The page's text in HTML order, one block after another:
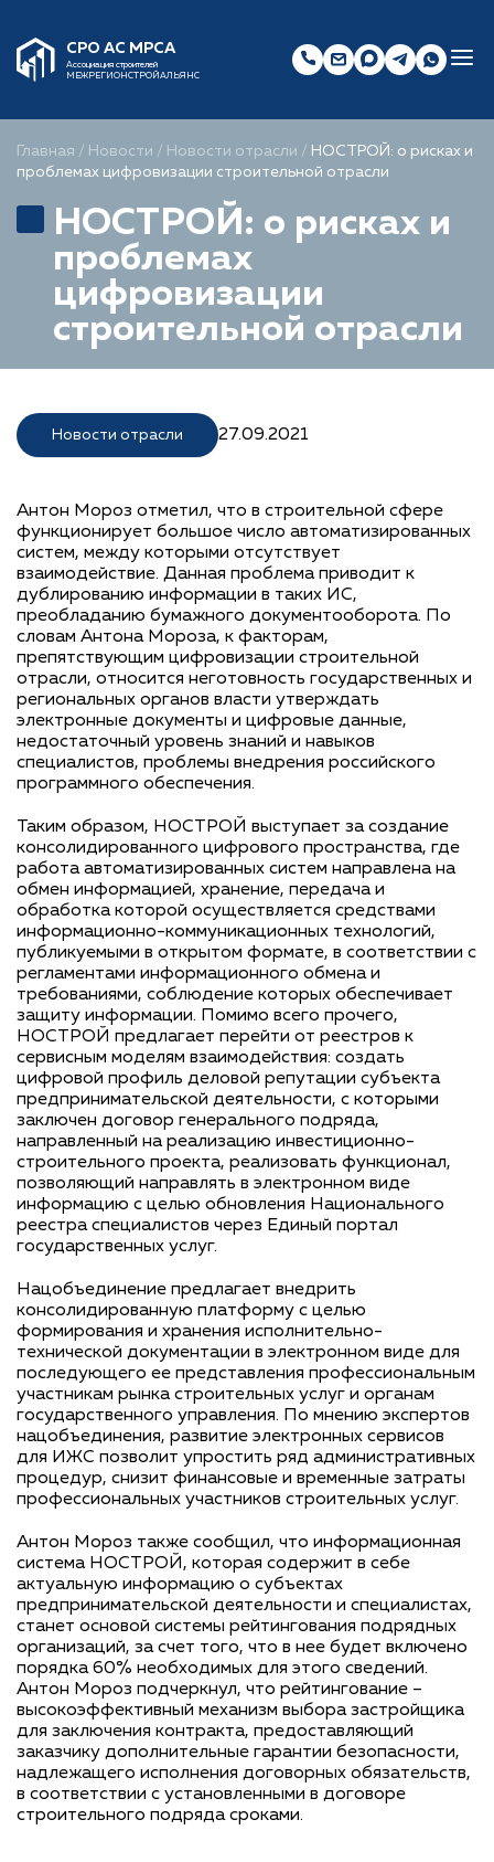
СРО АС МРСА
Ассоциация строителей
МЕЖРЕГИОНСТРОЙАЛЬЯНС
Главная / Новости / Новости отрасли / НОСТРОЙ: о рисках и
проблемах цифровизации строительной отрасли
НОСТРОЙ: о рисках и
проблемах
цифровизации
строительной отрасли
Новости отрасли 27.09.2021
Антон Мороз отметил, что в строительной сфере
функционирует большое число автоматизированных
систем, между которыми отсутствует
взаимодействие. Данная проблема приводит к
дублированию информации в таких ИС,
преобладанию бумажного документооборота. По
словам Антона Мороза, к факторам,
препятствующим цифровизации строительной
отрасли, относится неготовность государственных и
региональных органов власти утверждать
электронные документы и цифровые данные,
недостаточный уровень знаний и навыков
специалистов, проблемы внедрения российского
программного обеспечения.
Таким образом, НОСТРОЙ выступает за создание
консолидированного цифрового пространства, где
работа автоматизированных систем направлена на
обмен информацией, хранение, передача и
обработка которой осуществляется средствами
информационно-коммуникационных технологий,
публикуемыми в открытом формате, в соответствии с
регламентами информационного обмена и
требованиями, соблюдение которых обеспечивает
защиту информации. Помимо всего прочего,
НОСТРОЙ предлагает перейти от реестров к
сервисным моделям взаимодействия: создать
цифровой профиль деловой репутации субъекта
предпринимательской деятельности, с которыми
заключен договор генерального подряда,
направленный на реализацию инвестиционно-
строительного проекта, реализовать функционал,
позволяющий направлять в электронном виде
информацию с целью обновления Национального
реестра специалистов через Единый портал
государственных услуг.
Нацобъединение предлагает внедрить
консолидированную платформу с целью
формирования и хранения исполнительно-
технической документации в электронном виде для
последующего ее представления профессиональным
участникам рынка строительных услуг и органам
государственного управления. По мнению экспертов
нацобъединения, развитие электронных сервисов
для ИЖС позволит упростить ряд административных
процедур, снизит финансовые и временные затраты
профессиональных участников строительных услуг.
Антон Мороз также сообщил, что информационная
система НОСТРОЙ, которая содержит в себе
актуальную информацию о субъектах
предпринимательской деятельности и специалистах,
станет основой системы рейтингования подрядных
организаций, за счет того, что в нее будет включено
порядка 60% необходимых для этого сведений.
Антон Мороз подчеркнул, что рейтингование –
высокоэффективный механизм выбора застройщика
для заключения контракта, предоставляющий
заказчику дополнительные гарантии безопасности,
надлежащего исполнения договорных обязательств,
в соответствии с установленными в договоре
строительного подряда сроками.